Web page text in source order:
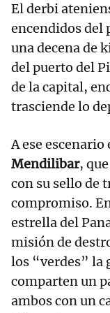
El derbi
encendidos del
una decena de
del puerto del
de la capital,
trasciende lo
A ese
Mendilibar,
con su sello de
compromiso.
estrella del
misión de
los “verdes” la
comparten un
ambos con un